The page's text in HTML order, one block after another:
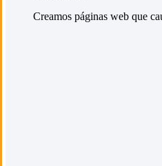
Creamos páginas web que